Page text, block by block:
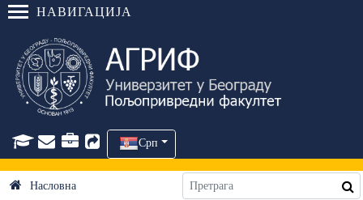
НАВИГАЦИЈА
Срп
Насловна